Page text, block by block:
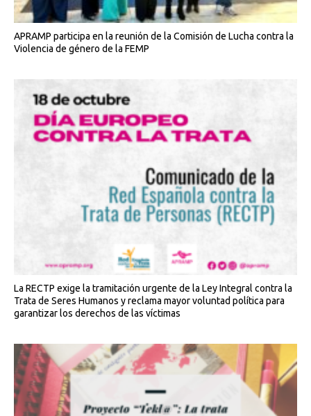
APRAMP participa en la reunión de la Comisión de Lucha contra la
Violencia de género de la FEMP
La RECTP exige la tramitación urgente de la Ley Integral contra la
Trata de Seres Humanos y reclama mayor voluntad política para
garantizar los derechos de las víctimas